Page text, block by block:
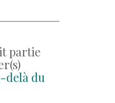
partie
delà du